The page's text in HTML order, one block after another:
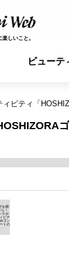
しいこと。
ビューテ
ビティ「